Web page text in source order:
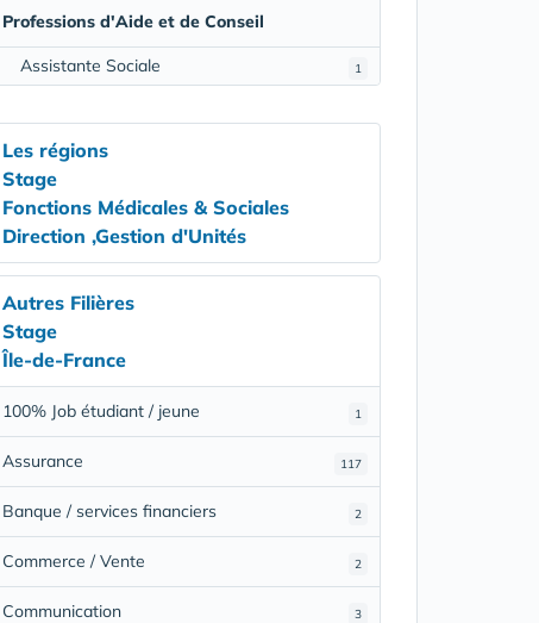
Professions d'Aide et de Conseil
1
Assistante Sociale
Les régions
Stage
Fonctions Médicales & Sociales
Direction ,Gestion d'Unités
Autres Filières
Stage
Île-de-France
1
100% Job étudiant / jeune
117
Assurance
2
Banque / services financiers
2
Commerce / Vente
3
Communication